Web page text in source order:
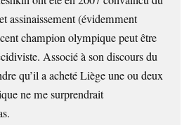
assinaissement (évidemment
champion olympique peut être
Associé à son discours du
qu’il a acheté Liège une ou deux
ne me surprendrait